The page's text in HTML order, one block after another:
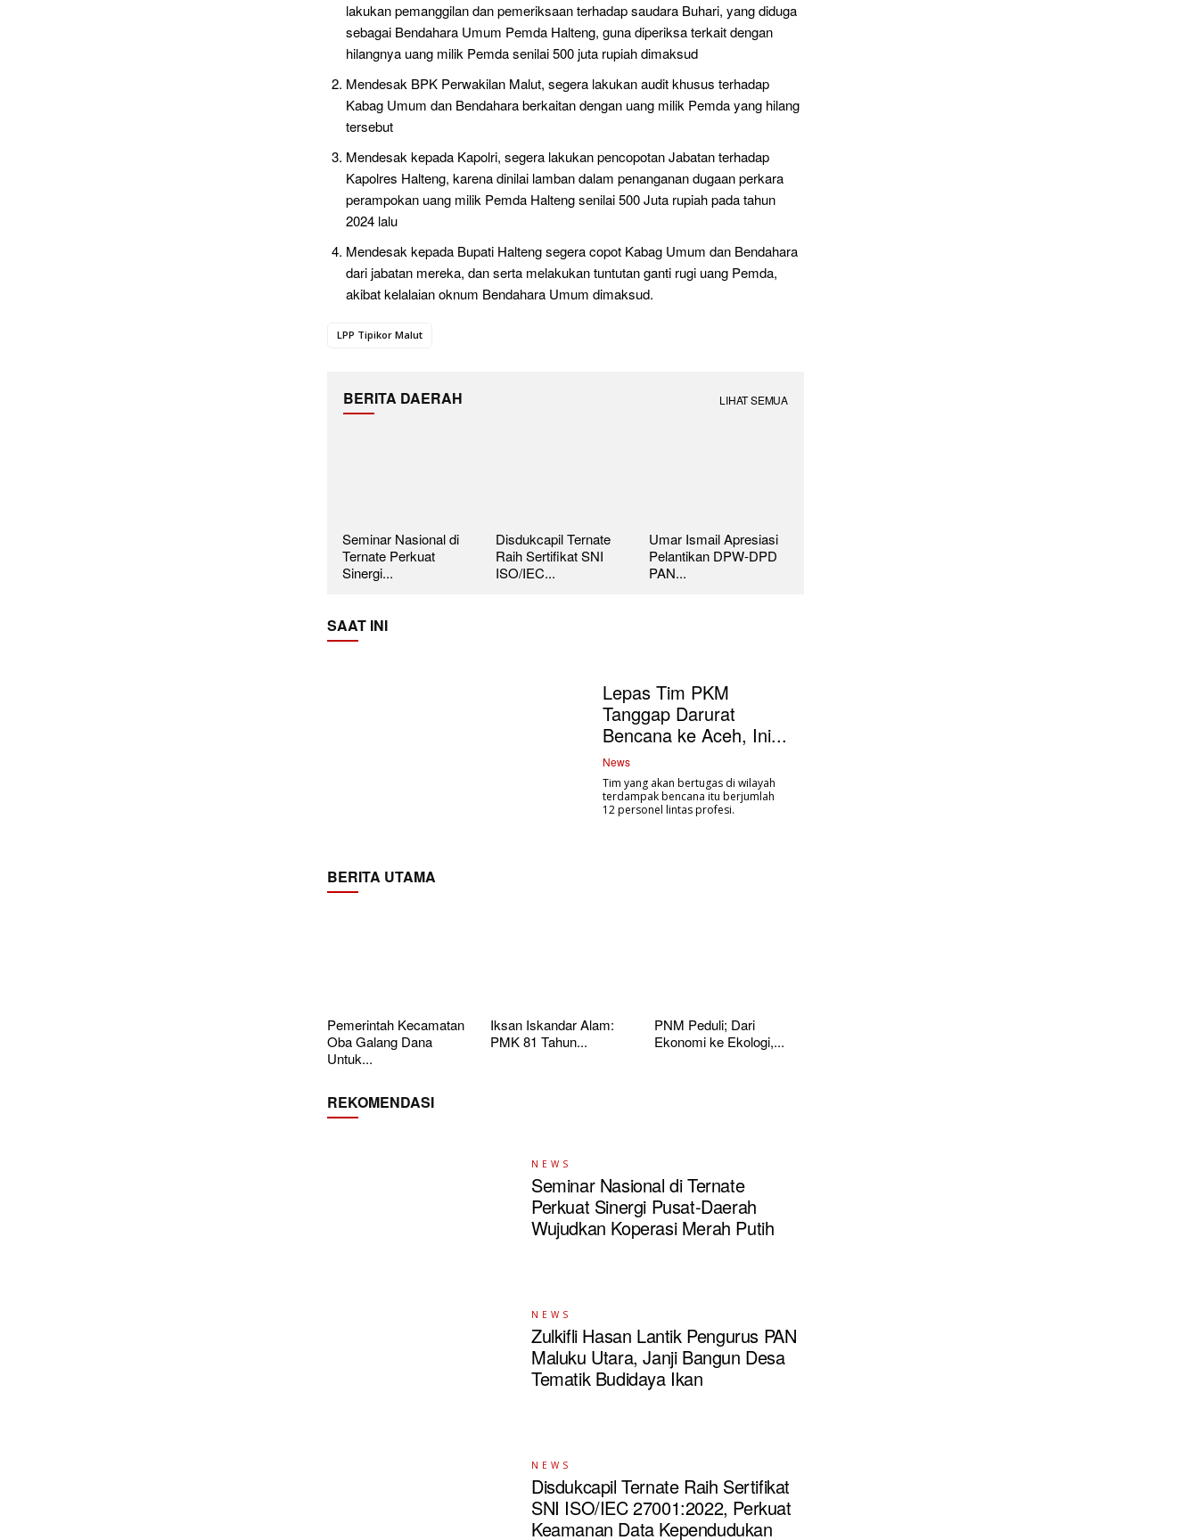
lakukan pemanggilan dan pemeriksaan terhadap saudara Buhari, yang diduga
sebagai Bendahara Umum Pemda Halteng, guna diperiksa terkait dengan
hilangnya uang milik Pemda senilai 500 juta rupiah dimaksud
Mendesak BPK Perwakilan Malut, segera lakukan audit khusus terhadap
Kabag Umum dan Bendahara berkaitan dengan uang milik Pemda yang hilang
tersebut
Mendesak kepada Kapolri, segera lakukan pencopotan Jabatan terhadap
Kapolres Halteng, karena dinilai lamban dalam penanganan dugaan perkara
perampokan uang milik Pemda Halteng senilai 500 Juta rupiah pada tahun
2024 lalu
Mendesak kepada Bupati Halteng segera copot Kabag Umum dan Bendahara
dari jabatan mereka, dan serta melakukan tuntutan ganti rugi uang Pemda,
akibat kelalaian oknum Bendahara Umum dimaksud.
LPP Tipikor Malut
BERITA DAERAH LIHAT SEMUA
Seminar Nasional di
Ternate Perkuat
Sinergi...
Disdukcapil Ternate
Raih Sertifikat SNI
ISO/IEC...
Umar Ismail Apresiasi
Pelantikan DPW-DPD
PAN...
SAAT INI
Lepas Tim PKM
Tanggap Darurat
Bencana ke Aceh, Ini...
News
Tim yang akan bertugas di wilayah
terdampak bencana itu berjumlah
12 personel lintas profesi.
BERITA UTAMA
Pemerintah Kecamatan
Oba Galang Dana
Untuk...
Iksan Iskandar Alam:
PMK 81 Tahun...
PNM Peduli; Dari
Ekonomi ke Ekologi,...
REKOMENDASI
NEWS
Seminar Nasional di Ternate
Perkuat Sinergi Pusat-Daerah
Wujudkan Koperasi Merah Putih
NEWS
Zulkifli Hasan Lantik Pengurus PAN
Maluku Utara, Janji Bangun Desa
Tematik Budidaya Ikan
NEWS
Disdukcapil Ternate Raih Sertifikat
SNI ISO/IEC 27001:2022, Perkuat
Keamanan Data Kependudukan